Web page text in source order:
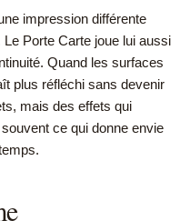
impression différente
Porte Carte joue lui aussi
Quand les surfaces
plus réfléchi sans devenir
mais des effets qui
ce qui donne envie